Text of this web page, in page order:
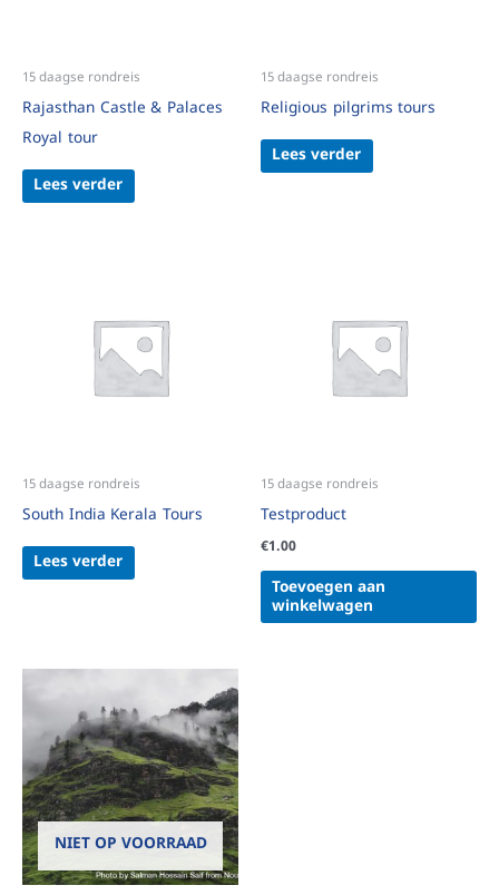
15 daagse rondreis
Rajasthan Castle & Palaces
Royal tour
Lees verder
15 daagse rondreis
Religious pilgrims tours
Lees verder
15 daagse rondreis
South India Kerala Tours
Lees verder
15 daagse rondreis
Testproduct
€1.00
Toevoegen aan
winkelwagen
NIET OP VOORRAAD